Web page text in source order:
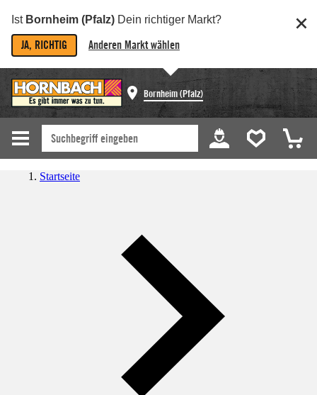
Ist Bornheim (Pfalz) Dein richtiger Markt?
JA, RICHTIG Anderen Markt wählen
Bornheim (Pfalz)
Startseite